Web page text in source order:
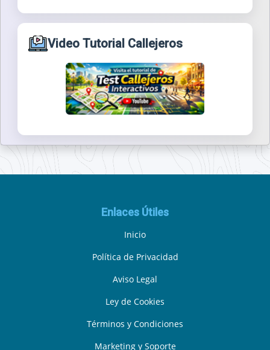
Video Tutorial Callejeros
Enlaces Útiles
Inicio
Política de Privacidad
Aviso Legal
Ley de Cookies
Términos y Condiciones
Marketing y Soporte